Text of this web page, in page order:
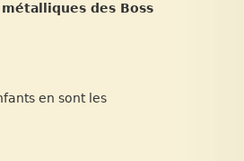
des Boss
en sont les